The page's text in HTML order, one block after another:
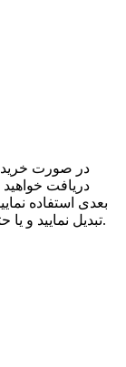
دریافت
بعدی استفاده
تبدیل نمایید و یا حتی می توانید به حساب بانکی خود نیز واریز کنید.